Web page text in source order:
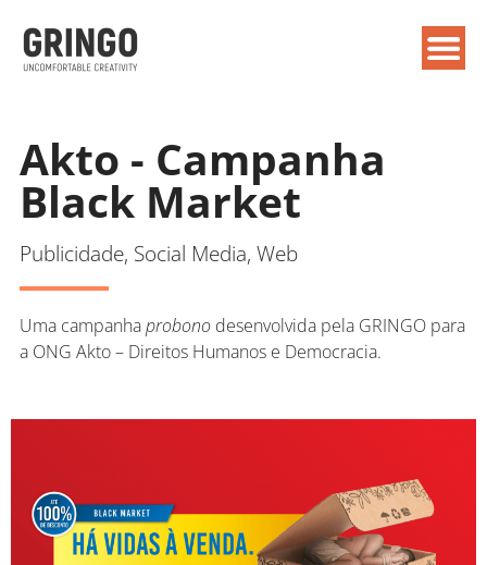
Akto - Campanha
Black Market
Publicidade, Social Media, Web
Uma campanhaprobonodesenvolvida pela GRINGO para
a ONG Akto – Direitos Humanos e Democracia.